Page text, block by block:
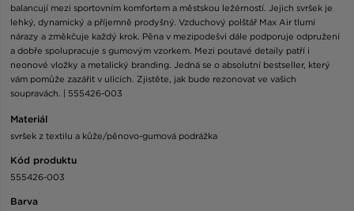
balancují mezi sportovním komfortem a městskou ležérností. Jejich svršek je
lehký, dynamický a příjemně prodyšný. Vzduchový polštář Max Air tlumí
nárazy a změkčuje každý krok. Pěna v mezipodešvi dále podporuje odpružení
a dobře spolupracuje s gumovým vzorkem. Mezi poutavé detaily patří i
neonové vložky a metalický branding. Jedná se o absolutní bestseller, který
vám pomůže zazářit v ulicích. Zjistěte, jak bude rezonovat ve vašich
soupravách. | 555426-003
Materiál
svršek z textilu a kůže/pěnovo-gumová podrážka
Kód produktu
555426-003
Barva